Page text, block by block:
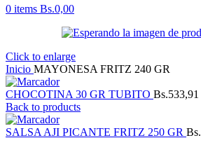
0 items Bs.0,00
Click to enlarge
Inicio MAYONESA FRITZ 240 GR
CHOCOTINA 30 GR TUBITO Bs.533,91
Back to products
SALSA AJI PICANTE FRITZ 250 GR Bs.